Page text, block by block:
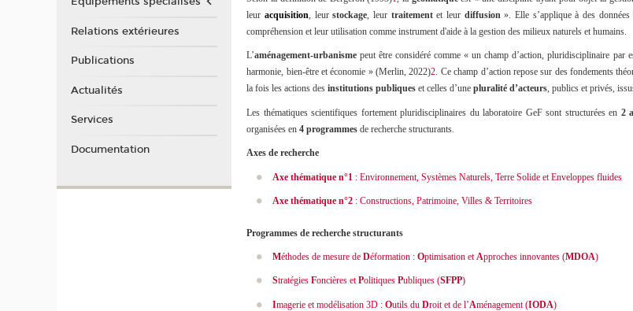
leur acquisition, leurstockage, leur traitementet leur diffusion ».Elle s’applique à des données
compréhension et leur utilisation comme instrument d'aide à la gestion des milieux naturels et humains.
L’aménagement-urbanismepeut être considéré comme «un champ d’action, pluridisciplinaire par
harmonie, bien-être et économie » (Merlin, 2022)2. Ce champ d’action repose sur des fondements
la fois les actions desinstitutions publiques et celles d’unepluralité d’acteurs, publics et privés,
Les thématiques scientifiques fortement pluridisciplinaires du laboratoire GeF sont structurées en 2
organisées en4 programmes de recherche structurants.
Axes de recherche
Axe thématique n°1 : Environnement, Systèmes Naturels, Terre Solide et Enveloppes fluides
Axe thématique n°2: Constructions, Patrimoine, Villes & Territoires
Programmes de recherche structurants
Méthodes de mesure de Déformation : Optimisation etApproches innovantes (MDOA)
Stratégies Foncières etPolitiques Publiques (SFPP)
Imagerie et modélisation 3D : Outils du Droit et de l’Aménagement (IODA)
Relations extérieures
Publications
Actualités
Services
Documentation